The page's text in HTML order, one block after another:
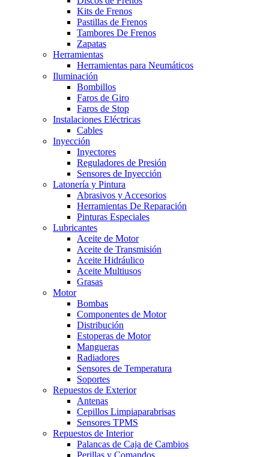
Kits de Frenos
Pastillas de Frenos
Tambores De Frenos
Zapatas
Herramientas
Herramientas para Neumáticos
Iluminación
Bombillos
Faros de Giro
Faros de Stop
Instalaciones Eléctricas
Cables
Inyección
Inyectores
Reguladores de Presión
Sensores de Inyección
Latonería y Pintura
Abrasivos y Accesorios
Herramientas De Reparación
Pinturas Especiales
Lubricantes
Aceite de Motor
Aceite de Transmisión
Aceite Hidráulico
Aceite Multiusos
Grasas
Motor
Bombas
Componentes de Motor
Distribución
Estoperas de Motor
Mangueras
Radiadores
Sensores de Temperatura
Soportes
Repuestos de Exterior
Antenas
Cepillos Limpiaparabrisas
Sensores TPMS
Repuestos de Interior
Palancas de Caja de Cambios
Perillas y Comandos